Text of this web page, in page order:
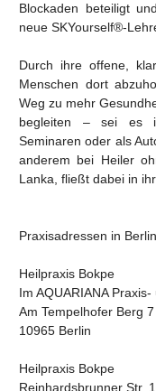
Blockaden beteiligt
neue SKYourself®-
Durch ihre offene,
Menschen dort
Weg zu mehr
begleiten – sei es
Seminaren oder als
anderem bei Heiler
Lanka, fließt dabei in
Praxisadressen in
Heilpraxis Bokpe
Im AQUARIANA
Am Tempelhofer Berg
10965 Berlin
Heilpraxis Bokpe
Reinhardsbrunner Str.